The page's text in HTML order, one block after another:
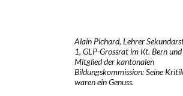
Alain Pichard, Lehrer
1, GLP-Grossrat im Kt. Bern und
Mitglied der kantonalen
Bildungskommission: Seine
waren ein Genuss.